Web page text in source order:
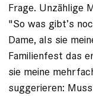
Frage. Unzählige
"So was gibt’s
Dame, als sie
Familienfest das
sie meine
suggerieren: